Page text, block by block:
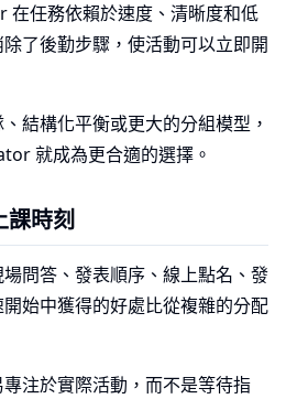
任務依賴於速度、清晰度和低
了後勤步驟，使活動可以立即開
結構化平衡或更大的分組模型，
就成為更合適的選擇。
時刻
問答、發表順序、線上點名、發
始中獲得的好處比從複雜的分配
注於實際活動，而不是等待指